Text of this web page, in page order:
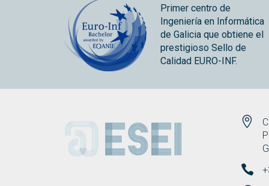
Primer centro de
Ingeniería en Informática
de Galicia que obtiene el
prestigioso Sello de
Calidad EURO-INF.
ESEI